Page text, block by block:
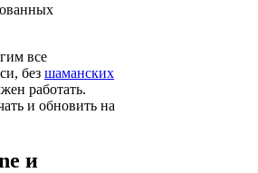
все
без шаманских
работать.
и обновить на
и